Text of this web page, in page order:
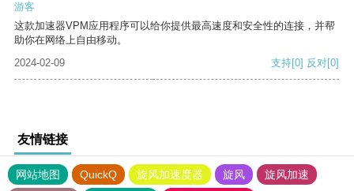
游客
这款加速器VPM应用程序可以给你提供最高速度和安全性的连接，并帮
助你在网络上自由移动。
2024-02-09
支持[0] 反对[0]
友情链接
网站地图 QuickQ 旋风加速度器 旋风
旋风加速